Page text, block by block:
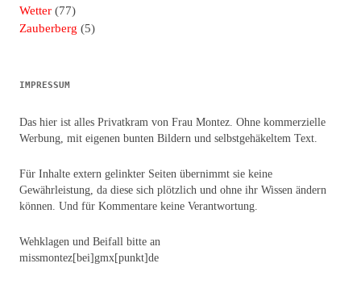
Wetter (77)
Zauberberg (5)
IMPRESSUM
Das hier ist alles Privatkram von Frau Montez. Ohne kommerzielle
Werbung, mit eigenen bunten Bildern und selbstgehäkeltem Text.
Für Inhalte extern gelinkter Seiten übernimmt sie keine
Gewährleistung, da diese sich plötzlich und ohne ihr Wissen ändern
können. Und für Kommentare keine Verantwortung.
Wehklagen und Beifall bitte an
missmontez[bei]gmx[punkt]de